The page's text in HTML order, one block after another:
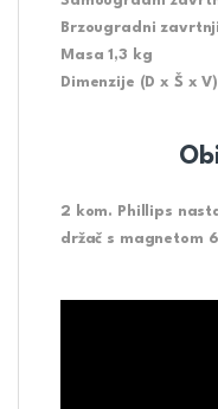
Brzougradni
Masa 1,3 kg
Dimenzije (D x Š x
2 kom. Phillips
držač s magnetom